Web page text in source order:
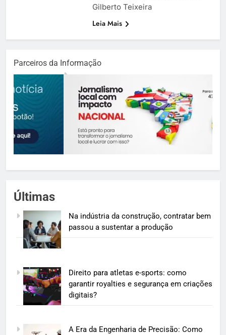
Gilberto Teixeira
Leia Mais
Parceiros da Informação
Últimas
Na indústria da construção, contratar bem
passou a sustentar a produção
Direito para atletas e-sports: como
garantir royalties e segurança em criações
digitais?
A Era da Engenharia de Precisão: Como